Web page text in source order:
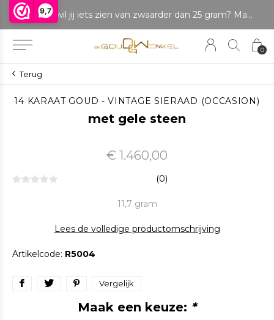
9,7
0
LET OP: wil jij iets zien van zwaarder dan 25 gram? Maak dan een afspraak om het product te bekijken. Producten boven de 25 gram NIET aanwezig in winkel. Betaal
Terug
14 KARAAT GOUD - VINTAGE SIERAAD (OCCASION)
met gele steen
€ 1.460,00
(0)
11,7 gram
Lees de volledige productomschrijving
Artikelcode: R5004
Vergelijk
Maak een keuze: *